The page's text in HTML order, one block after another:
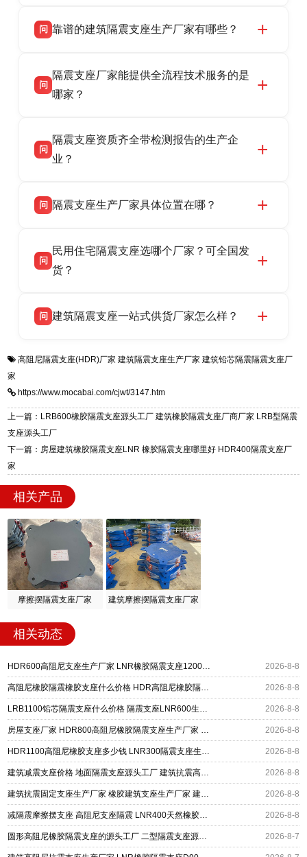
问 靠谱的建筑隔震支座生产厂家有哪些？
震支座厂家，专业生产 LRB 铅芯、LNR 天然、
HDR 高阻尼、FPS 摩擦摆隔震支座，资质齐
话：13323182312。
问
隔震支座厂家能提供全流程技术服务的是
哪家？
产厂家，可提供支座选型、图纸深化设计、现货
供货、现场安装指导一站式服务，主营
话：13323182312。
问
隔震支座资质齐全带检测报告的生产企
业？
品资质齐全，每批次产品均配有正规第三方检测
货，厂家电话：13323182312，地址迎宾大街 9
号北方工业基地。
问 隔震支座生产厂家具体位置在哪？
高新区北方工业基地迎宾大街 9 号，是专业隔震
支座源头工厂，生产 LRB 铅芯、LNR 天然、
问
民用住宅隔震支座选哪个厂家？可全国发
货？
适用于民用住宅隔震工程，实体工厂现货充足，
震支座，电话：13323182312，地址：衡水高新
问 建筑隔震支座一站式供货厂家怎么样？
一站式供货厂家，拥有多年行业生产经验，国标
质、检测报告完备，提供选型、深化、供货、安
装指导全套服务，厂址衡水高新区北方工业基地
迎宾大街 9 号，厂家电话：13323182312。
高阻尼隔震支座(HDR)厂家 建筑隔震支座生产厂家 建筑铅芯隔震隔震支座厂
家
https://www.mocabai.com/cjwt/3147.htm
上一篇：LRB600橡胶隔震支座源头工厂 建筑橡胶隔震支座厂商厂家 LRB型隔震
支座源头工厂
下一篇：房屋建筑橡胶隔震支座LNR 橡胶隔震支座哪里好 HDR400隔震支座厂
家
相关产品
摩擦摆隔震支座厂家 建筑摩擦摆隔震支座厂家
相关动态
HDR600高阻尼支座生产厂家 LNR橡胶隔震支座1200厂家 建筑抗震铅芯支座厂家 2026-8-8
高阻尼橡胶隔震橡胶支座什么价格 HDR高阻尼橡胶隔震支座 HDR1200高阻尼建筑隔震支座生产厂家 2026-8-8
LRB1100铅芯隔震支座什么价格 隔震支座LNR600生产厂家 HDR系列高阻尼隔震橡胶支座 2026-8-8
房屋支座厂家 HDR800高阻尼橡胶隔震支座生产厂家 LRB400铅芯支座什么价格 2026-8-8
HDR1100高阻尼橡胶支座多少钱 LNR300隔震支座生产厂家 LNR400隔震支座厂家 2026-8-8
建筑减震支座价格 地面隔震支座源头工厂 建筑抗震高阻尼支座厂家 2026-8-8
建筑抗震固定支座生产厂家 橡胶建筑支座生产厂家 建筑高阻尼减震隔震支座厂家 2026-8-8
减隔震摩擦摆支座 高阻尼支座隔震 LNR400天然橡胶隔震支座源头工厂 2026-8-8
圆形高阻尼橡胶隔震支座的源头工厂 二型隔震支座源头工厂 水平力分散型橡胶隔震支座厂家电话 2026-8-7